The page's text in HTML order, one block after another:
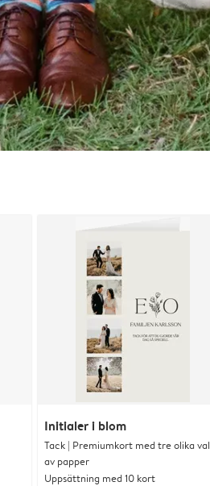
Initialer i blom
Tack | Premiumkort med tre olika val
av papper
Uppsättning med 10 kort